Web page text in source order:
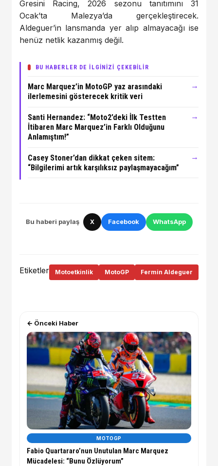
Gresini Racing, 2026 sezonu tanıtımını 31
Ocak’ta Malezya’da gerçekleştirecek.
Aldeguer’in lansmanda yer alıp almayacağı ise
henüz netlik kazanmış değil.
BU HABERLER DE İLGİNİZİ ÇEKEBİLİR
Marc Marquez’in MotoGP yaz arasındaki
ilerlemesini gösterecek kritik veri
→
Santi Hernandez: “Moto2’deki İlk Testten
İtibaren Marc Marquez’in Farklı Olduğunu
Anlamıştım!”
→
Casey Stoner’dan dikkat çeken sitem:
“Bilgilerimi artık karşılıksız paylaşmayacağım”
→
Bu haberi paylaş X Facebook WhatsApp
Etiketler Motoetkinlik MotoGP Fermin Aldeguer
← Önceki Haber
MOTOGP
Fabio Quartararo’nun Unutulan Marc Marquez
Mücadelesi: “Bunu Özlüyorum”